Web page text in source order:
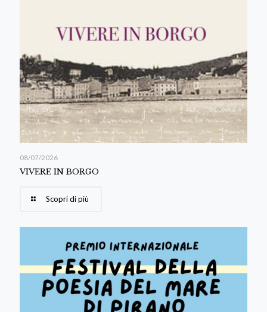
08/07/2026
VIVERE IN BORGO
Scopri di più